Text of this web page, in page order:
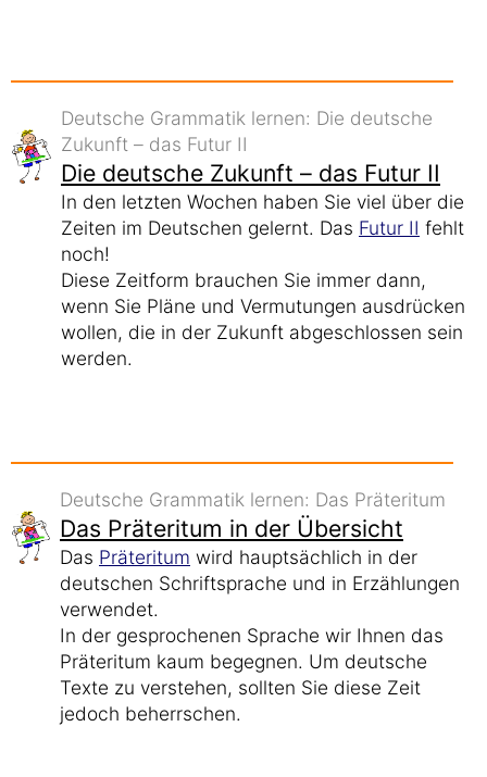
Deutsche Grammatik lernen: Die deutsche
Zukunft – das Futur II
Die deutsche Zukunft – das Futur II
In den letzten Wochen haben Sie viel über die
Zeiten im Deutschen gelernt. Das Futur II fehlt
noch!
Diese Zeitform brauchen Sie immer dann,
wenn Sie Pläne und Vermutungen ausdrücken
wollen, die in der Zukunft abgeschlossen sein
werden.
Deutsche Grammatik lernen: Das Präteritum
Das Präteritum in der Übersicht
Das Präteritum wird hauptsächlich in der
deutschen Schriftsprache und in Erzählungen
verwendet.
In der gesprochenen Sprache wir Ihnen das
Präteritum kaum begegnen. Um deutsche
Texte zu verstehen, sollten Sie diese Zeit
jedoch beherrschen.